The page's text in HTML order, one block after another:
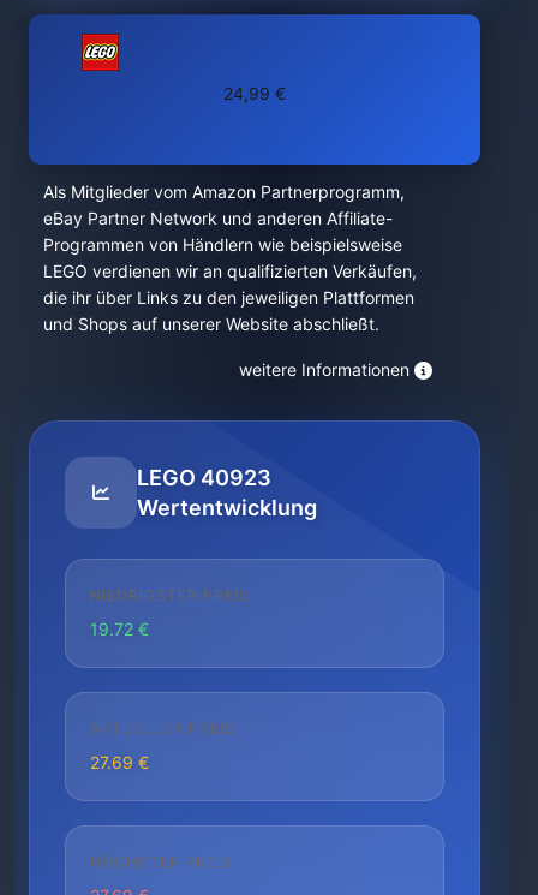
24,99 €
Als Mitglieder vom Amazon Partnerprogramm,
eBay Partner Network und anderen Affiliate-
Programmen von Händlern wie beispielsweise
LEGO verdienen wir an qualifizierten Verkäufen,
die ihr über Links zu den jeweiligen Plattformen
und Shops auf unserer Website abschließt.
weitere Informationen
LEGO 40923
Wertentwicklung
NIEDRIGSTER PREIS
19.72 €
AKTUELLER PREIS
27.69 €
HÖCHSTER PREIS